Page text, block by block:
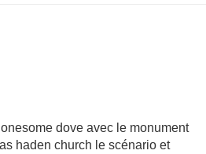
dove avec le monument
haden church le scénario et